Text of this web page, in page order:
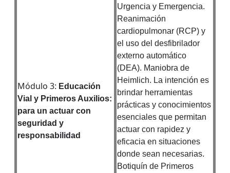
Módulo 3: Educación
Vial y Primeros Auxilios:
para un actuar con
seguridad y
responsabilidad
Urgencia y Emergencia.
Reanimación
cardiopulmonar (RCP) y
el uso del desfibrilador
externo automático
(DEA). Maniobra de
Heimlich. La intención es
brindar herramientas
prácticas y conocimientos
esenciales que permitan
actuar con rapidez y
eficacia en situaciones
donde sean necesarias.
Botiquín de Primeros